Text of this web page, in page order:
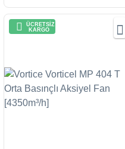
ÜCRETSİZ
KARGO